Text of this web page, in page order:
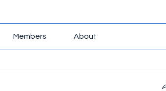
Members About